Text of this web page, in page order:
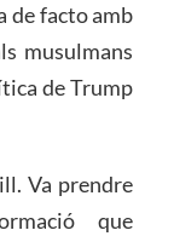
de facto amb
musulmans
de Trump
Va prendre
que